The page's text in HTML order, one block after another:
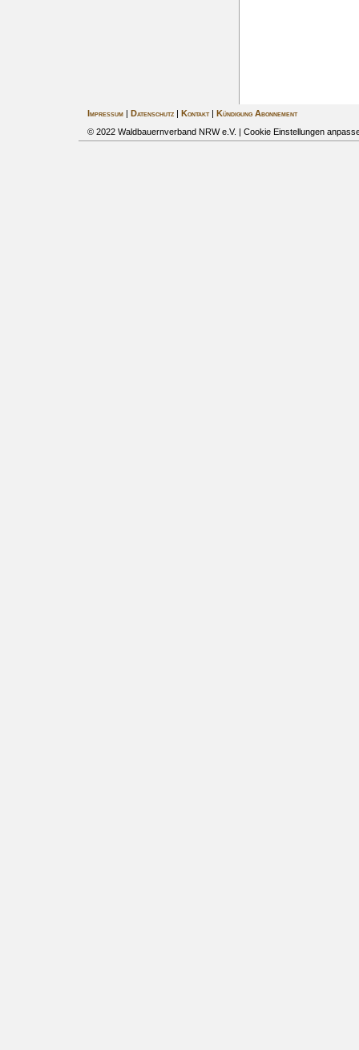
Impressum| Datenschutz| Kontakt|
Kündigung Abonnement
© 2022 Waldbauernverband NRW e.V. | Cookie Einstellungen